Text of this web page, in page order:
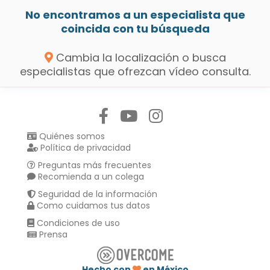
No encontramos a un especialista que
coincida con tu búsqueda
Cambia la localización o busca
especialistas que ofrezcan vídeo consulta.
Quiénes somos
Política de privacidad
Preguntas más frecuentes
Recomienda a un colega
Seguridad de la información
Como cuidamos tus datos
Condiciones de uso
Prensa